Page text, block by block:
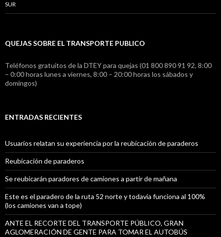
SUR
QUEJAS SOBRE EL TRANSPORTE PUBLICO
Teléfonos gratuitos de la DTEY para quejas (01 800 890 91 92, 8:00
– 0:00 horas lunes a viernes, 8:00 – 20:00 horas los sábados y
domingos)
ENTRADAS RECIENTES
Usuarios relatan su experiencia por la reubicación de paraderos
Reubicación de paraderos
Se reubicarán paradores de camiones a partir de mañana
Este es el paradero de la ruta 52 norte y todavía funciona al 100%
(los camiones van a tope)
ANTE EL RECORTE DEL TRANSPORTE PÚBLICO, GRAN
AGLOMERACIÓN DE GENTE PARA TOMAR EL AUTOBÚS